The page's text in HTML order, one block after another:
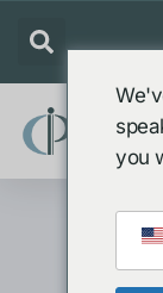
you